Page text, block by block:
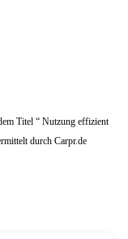
Titel “ Nutzung effizient
durch Carpr.de